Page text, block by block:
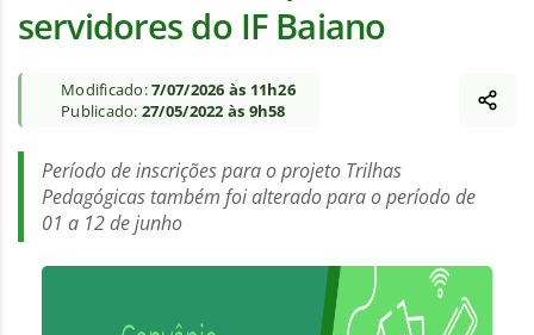
servidores do IF Baiano
Modificado:7/07/2026 às 11h26
Publicado: 27/05/2022 às 9h58
Período de inscrições para o projeto Trilhas
Pedagógicas também foi alterado para o período de
01 a 12 de junho